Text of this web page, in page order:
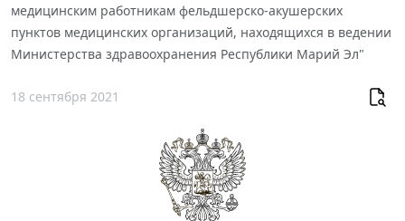
медицинским работникам фельдшерско-акушерских
пунктов медицинских организаций, находящихся в ведении
Министерства здравоохранения Республики Марий Эл"
18 сентября 2021